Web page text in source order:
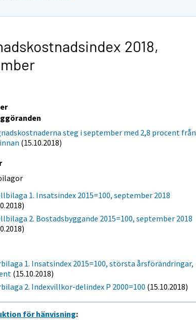
2018,
steg i september med 2,8 procent från
(15.10.2018)
1. Insatsindex 2015=100, september 2018
2. Bostadsbyggande 2015=100, september 2018
1. Insatsindex 2015=100, största årsförändringar,
(15.10.2018)
2. Indexvillkor-delindex P 2000=100 (15.10.2018)
för hänvisning: